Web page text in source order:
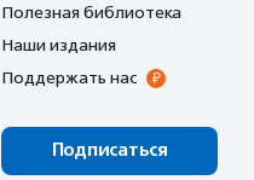
Полезная библиотека
Наши издания
Поддержать нас
Подписаться